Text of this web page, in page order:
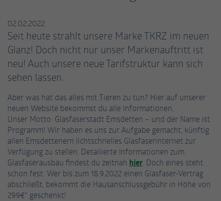
02.02.2022
Seit heute strahlt unsere Marke TKRZ im neuen
Glanz! Doch nicht nur unser Markenauftritt ist
neu! Auch unsere neue Tarifstruktur kann sich
sehen lassen.
Aber was hat das alles mit Tieren zu tun? Hier auf unserer
neuen Website bekommst du alle Informationen.
Unser Motto: Glasfaserstadt Emsdetten – und der Name ist
Programm! Wir haben es uns zur Aufgabe gemacht, künftig
allen Emsdettenern lichtschnelles Glasfaserinternet zur
Verfügung zu stellen. Detailierte Informationen zum
Glasfaserausbau findest du zeitnah hier . Doch eines steht
schon fest: Wer bis zum 18.9.2022 einen Glasfaser-Vertrag
abschließt, bekommt die Hausanschlussgebühr in Höhe von
299€* geschenkt!
Name
Laufzeit Session
Zweck
Cookie von TYPO3. Es speichert im Falle eines
Benutzer-Logins die Session-ID. So kann der
eingeloggte Benutzer wiedererkannt werden
und es wird ihm Zugang zu geschützten
Bereichen gewährt.
Name cookie_optin
Anbieter
Statistiken
Diese Gruppe beinhaltet alle Skripte für analytisches Tracking
und zugehörige Cookies. Es hilft uns die Nutzererfahrung der
Website zu verbessern.
Name _ga
Anbieter Google Analytics
Laufzeit 2 Jahre
Dieses Cookie wird von Google Analytics
installiert. Das Cookie wird verwendet, um
Besucher-, Sitzungs- und Kampagnendaten
Cookie-Informationen anzeigen
Externe Inhalte
Wir verwenden auf unserer Website externe Inhalte, um Ihnen
zusätzliche Informationen anzubieten.